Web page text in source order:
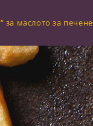
за маслото за печене